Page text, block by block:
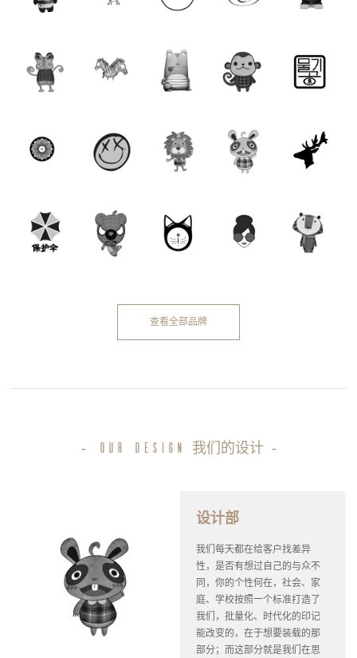
查看全部品牌
- our design 我们的设计 -
设计部
我们每天都在给客户找差异
性，是否有想过自己的与众不
同，你的个性何在，社会、家
庭、学校按照一个标准打造了
我们，批量化、时代化的印记
能改变的，在于想要装载的那
部分；而这部分就是我们在思